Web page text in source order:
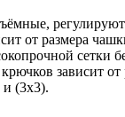
от размера
сетки
зависит
и (3х3).